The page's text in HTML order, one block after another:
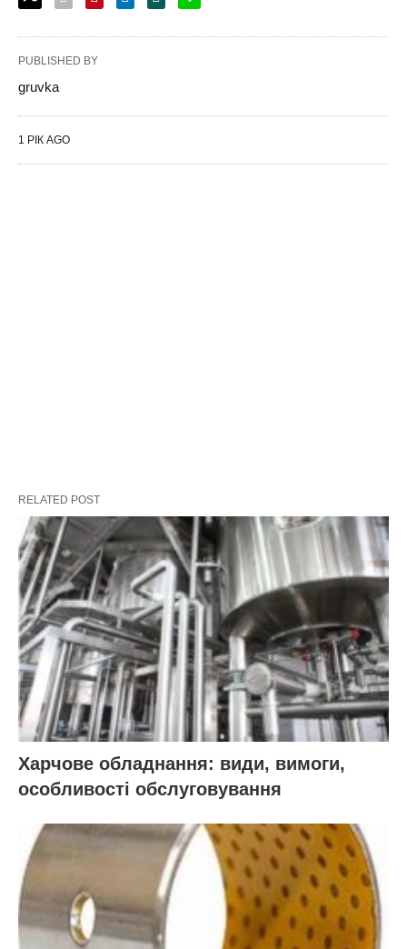
PUBLISHED BY
gruvka
1 РІК AGO
RELATED POST
Харчове обладнання: види, вимоги,
особливості обслуговування